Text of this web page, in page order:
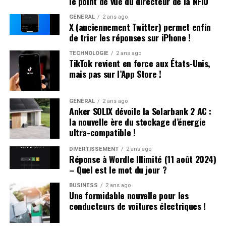
Une Enfance Entourée d’Autres « Hugo »
Dès son plus jeune âge, Hugo se retrouve entouré
d’autres enfants portant le même nom. Selon les
statistiques de l’Insee,7 694 garçons ont été
prénommés Hugo en 2000,faisant de ce prénom le
quatrième plus populaire cette année-là. À l’école
primaire,il côtoie plusieurs camarades appelés Thibault
et autres prénoms similaires. Pour éviter toute
confusion lors des appels en classe, les enseignants
ajoutent souvent la première lettre du nom de famille
après le prénom : ainsi devient-il rapidement « Hugo
D. », un surnom auquel il s’habitue sans arduousé.
Pensées sur l’Identité Associée au
Prénom
Le choix d’un prénom peut avoir un impact significatif
sur notre identité personnelle tout au long de notre
GÉNÉRAL 2 ans ago
X (anciennement Twitter) permet enfin
de trier les réponses sur iPhone !
TECHNOLOGIE 2 ans ago
TikTok revient en force aux États-Unis,
mais pas sur l’App Store !
GÉNÉRAL 2 ans ago
Anker SOLIX dévoile la Solarbank 2 AC :
la nouvelle ère du stockage d’énergie
ultra-compatible !
DIVERTISSEMENT 2 ans ago
Réponse à Wordle Illimité (11 août 2024)
– Quel est le mot du jour ?
BUSINESS 2 ans ago
Une formidable nouvelle pour les
conducteurs de voitures électriques !